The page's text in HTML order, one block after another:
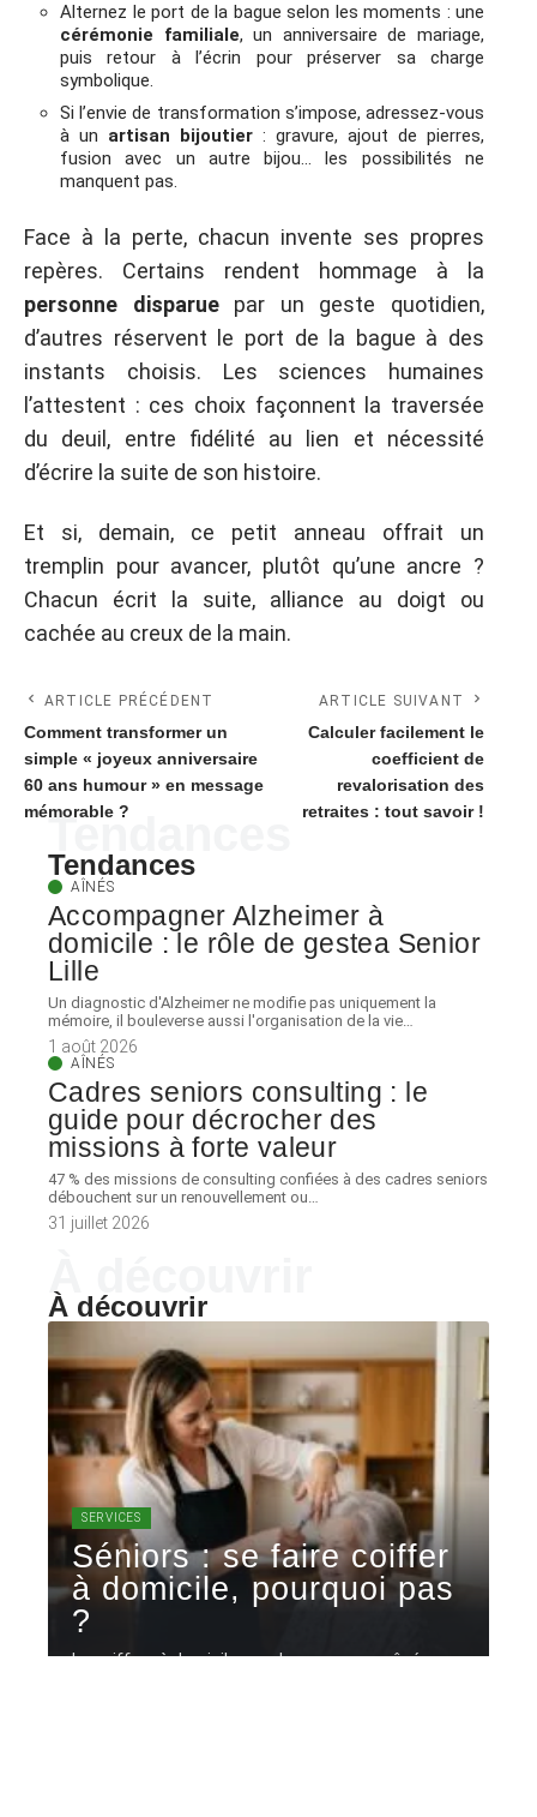
Alternez le port de la bague selon les moments : une
cérémonie familiale, un anniversaire de mariage,
puis retour à l’écrin pour préserver sa charge
symbolique.
Si l’envie de transformation s’impose, adressez-vous
à un artisan bijoutier : gravure, ajout de pierres,
fusion avec un autre bijou… les possibilités ne
manquent pas.
Face à la perte, chacun invente ses propres
repères. Certains rendent hommage à la
personne disparuepar un geste quotidien,
d’autres réservent le port de la bague à des
instants choisis. Les sciences humaines
l’attestent : ces choix façonnent la traversée
du deuil, entre fidélité au lien et nécessité
d’écrire la suite de son histoire.
Et si, demain, ce petit anneau offrait un
tremplin pour avancer, plutôt qu’une ancre ?
Chacun écrit la suite, alliance au doigt ou
cachée au creux de la main.
ARTICLE PRÉCÉDENT
Comment transformer un
simple « joyeux anniversaire
60 ans humour » en message
mémorable ?
ARTICLE SUIVANT
Calculer facilement le
coefficient de
revalorisation des
retraites : tout savoir !
Tendances
Tendances
AÎNÉS
Accompagner Alzheimer à
domicile : le rôle de gestea Senior
Lille
Un diagnostic d'Alzheimer ne modifie pas uniquement la
mémoire, il bouleverse aussi l'organisation de la vie…
1 août 2026
AÎNÉS
Cadres seniors consulting : le
guide pour décrocher des
missions à forte valeur
47 % des missions de consulting confiées à des cadres seniors
débouchent sur un renouvellement ou…
31 juillet 2026
À découvrir
SERVICES
Séniors : se faire coiffer
à domicile, pourquoi pas
?
La coiffure à domicile pour les personnes âgées ne